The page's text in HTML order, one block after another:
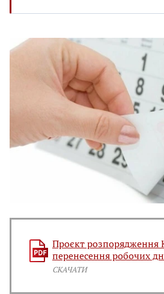
Проєкт
перенесення робочих
СКАЧАТИ